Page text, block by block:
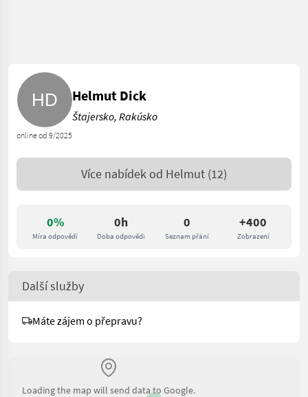
0%
Míra odpovědí
0h
Doba odpovědi
0
Seznam přání
+400
Zobrazení
online od 9/2025
Helmut Dick
Štajersko, Rakúsko
Více nabídek od Helmut (12)
Další služby
Máte zájem o přepravu?
Loading the map will send data to Google.